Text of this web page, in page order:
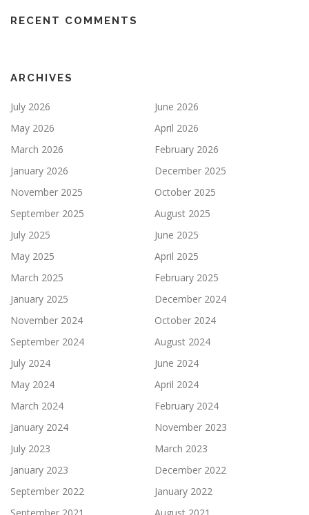
RECENT COMMENTS
ARCHIVES
July 2026
June 2026
May 2026
April 2026
March 2026
February 2026
January 2026
December 2025
November 2025
October 2025
September 2025
August 2025
July 2025
June 2025
May 2025
April 2025
March 2025
February 2025
January 2025
December 2024
November 2024
October 2024
September 2024
August 2024
July 2024
June 2024
May 2024
April 2024
March 2024
February 2024
January 2024
November 2023
July 2023
March 2023
January 2023
December 2022
September 2022
January 2022
September 2021
August 2021